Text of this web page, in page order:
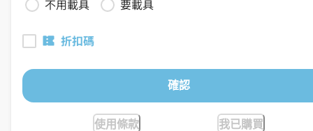
不用載具
要載具
折扣碼
確認
使用條款 我已購買